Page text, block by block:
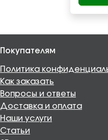
Покупателям
Политика
Как заказать
Вопросы и ответы
Доставка и оплата
Наши услуги
Статьи